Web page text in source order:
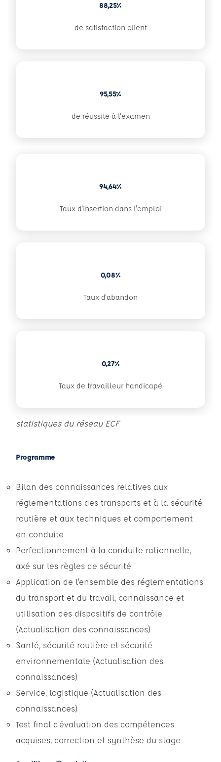
88,25%
de satisfaction client
95,55%
de réussite à l'examen
94,64%
Taux d'insertion dans l'emploi
0,08%
Taux d'abandon
0,27%
Taux de travailleur handicapé
statistiques du réseau ECF
Programme
Bilan des connaissances relatives aux
réglementations des transports et à la sécurité
routière et aux techniques et comportement
en conduite
Perfectionnement à la conduite rationnelle,
axé sur les règles de sécurité
Application de l’ensemble des réglementations
du transport et du travail, connaissance et
utilisation des dispositifs de contrôle
(Actualisation des connaissances)
Santé, sécurité routière et sécurité
environnementale (Actualisation des
connaissances)
Service, logistique (Actualisation des
connaissances)
Test final d’évaluation des compétences
acquises, correction et synthèse du stage